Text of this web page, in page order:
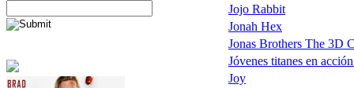
Jojo Rabbit
Jonah Hex
Jonas Brothers The 3D
Jóvenes titanes en
Joy